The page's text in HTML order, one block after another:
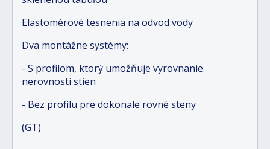
Elastomérové tesnenia na odvod vody
Dva montážne systémy:
- S profilom, ktorý umožňuje vyrovnanie
nerovností stien
- Bez profilu pre dokonale rovné steny
(GT)